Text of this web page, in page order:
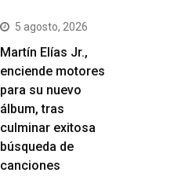
5 agosto, 2026
Martín Elías Jr.,
enciende motores
para su nuevo
álbum, tras
culminar exitosa
búsqueda de
canciones